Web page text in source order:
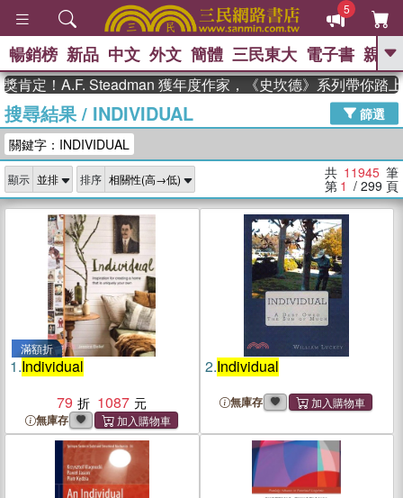
5
GO
熱搜： 高希均教授回憶錄
、 The Odyssey 、 父親節 、 如果歷
獎 臺灣漫遊錄 、 方念華 、 台灣的李
登輝時代
數學女孩：黎曼猜想 、
偉大的迷走神經
暢銷榜 新品 中文 外文 簡體 三民東大 電子書 親子
A.F. Steadman 獲年度作家，《史坎德》系列帶你踏上熱血
搜尋結果/ INDIVIDUAL
篩選
關鍵字：INDIVIDUAL
顯示 排序 共 11945 筆
第 1 / 299 頁
滿額折
1.Individual
79
1087
無庫存
2.Individual
無庫存